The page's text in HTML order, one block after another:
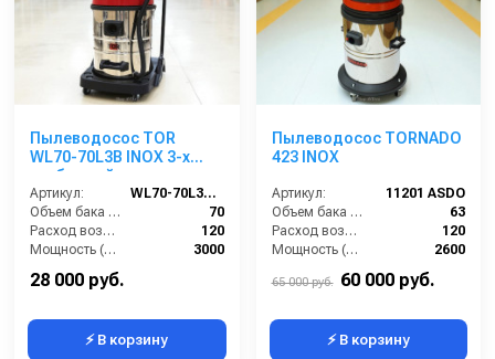
Пылеводосос TOR
WL70-70L3B INOX 3-х
турбинный
Артикул:
WL70-70L3B INOX
Объем бака (л):
70
Расход воздуха (л/сек):
120
Мощность (Вт):
3000
Напряжение (В):
28 000 руб.
⚡ В корзину
Пылеводосос TORNADO
423 INOX
Артикул:
11201 ASDO
Объем бака (л):
63
Расход воздуха (л/сек):
120
Мощность (Вт):
2600
65 000 руб. 60 000 руб.
⚡ В корзину